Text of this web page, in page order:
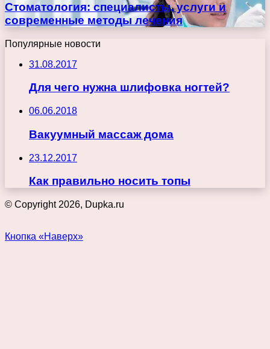
Стоматология: специалисты, услуги и
современные методы лечения
Популярные новости
31.08.2017
Для чего нужна шлифовка ногтей?
06.06.2018
Вакуумный массаж дома
23.12.2017
Как правильно носить топы
© Copyright 2026, Dupka.ru
Кнопка «Наверх»